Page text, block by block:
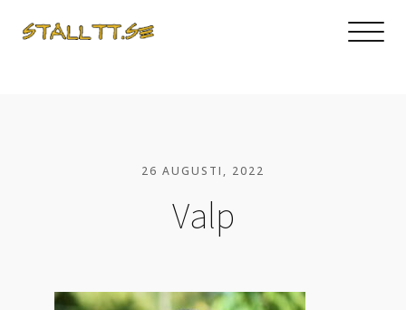
26 AUGUSTI, 2022
Valp